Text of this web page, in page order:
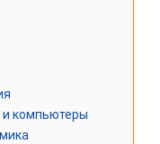
компьютеры